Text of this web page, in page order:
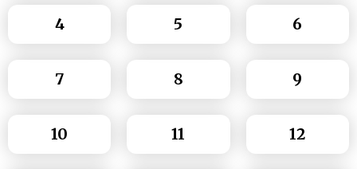
4 5 6
7 8 9
10 11 12